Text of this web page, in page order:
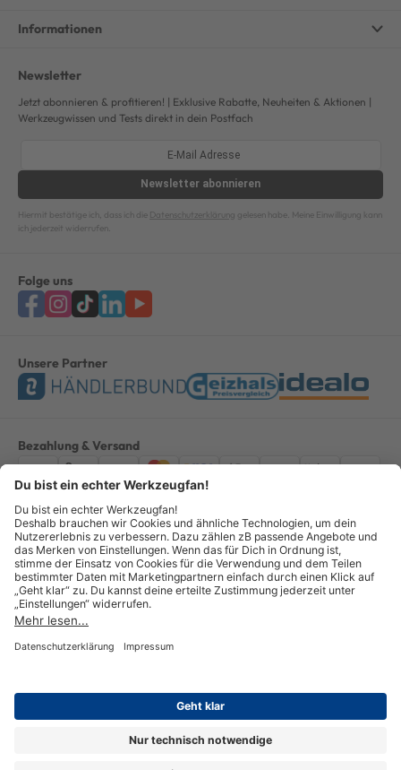
Informationen
Newsletter
Jetzt abonnieren & profitieren! | Exklusive Rabatte, Neuheiten & Aktionen |
Werkzeugwissen und Tests direkt in dein Postfach
Newsletter abonnieren
Hiermit bestätige ich, dass ich die Datenschutzerklärung gelesen habe. Meine Einwilligung kann
ich jederzeit widerrufen.
Folge uns
Unsere Partner
Bezahlung & Versand
ImpressumAGBDatenschutzWiderruf Vertrag widerrufen
Alle Preise verstehen sich inkl. ges. MwSt. *Kostenloser Versand innerhalb
Deutschlands, bei Bestellungen ab 100,00 Euro.
© Copyright 2026 GOTOOLS GmbH - Alle Rechte vorbehalten. powered by
createyourtemplate